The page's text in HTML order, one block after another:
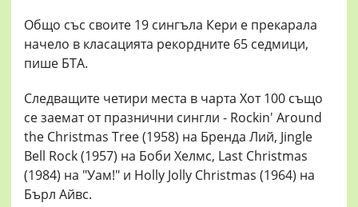
Общо със своите 19 сингъла Кери е прекарала
начело в класацията рекордните 65 седмици,
пише БТА.
Следващите четири места в чарта Хот 100 също
се заемат от празнични сингли - Rockin' Around
the Christmas Tree (1958) на Бренда Лий, Jingle
Bell Rock (1957) на Боби Хелмс, Last Christmas
(1984) на "Уам!" и Holly Jolly Christmas (1964) на
Бърл Айвс.